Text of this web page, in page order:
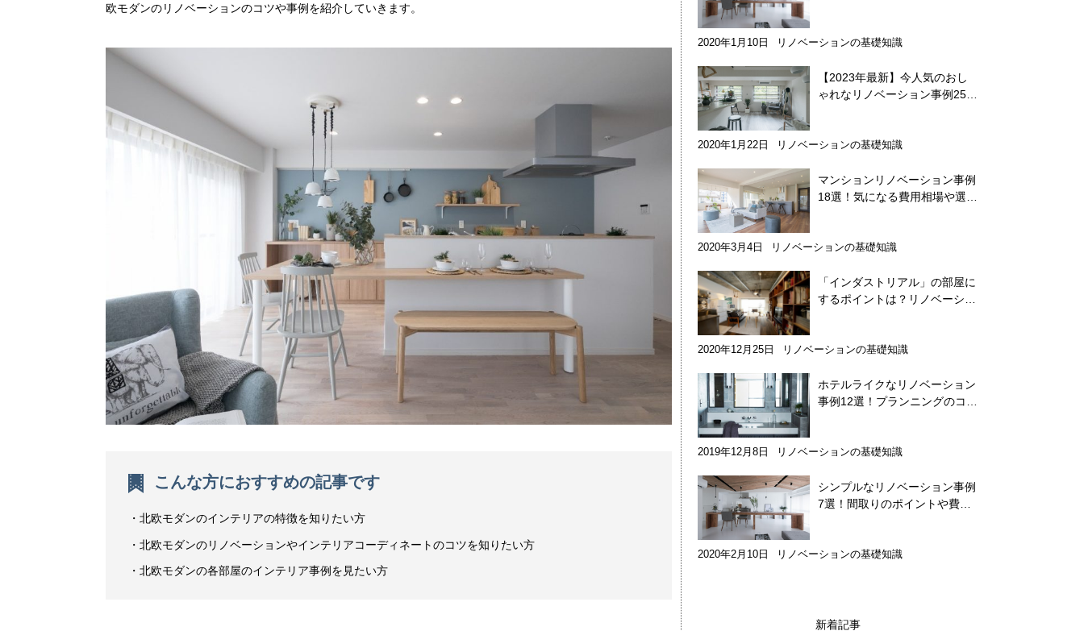
欧モダンのリノベーションのコツや事例を紹介していきます。
こんな方におすすめの記事です
北欧モダンのインテリアの特徴を知りたい方
北欧モダンのリノベーションやインテリアコーディネートのコツを知りたい方
北欧モダンの各部屋のインテリア事例を見たい方
2020年1月10日 リノベーションの基礎知識
【2023年最新】今人気のおし
ゃれなリノベーション事例25
2020年1月22日 リノベーションの基礎知識
マンションリノベーション事例
18選！気になる費用相場や選ぶ
2020年3月4日 リノベーションの基礎知識
「インダストリアル」の部屋に
するポイントは？リノベーショ
2020年12月25日 リノベーションの基礎知識
ホテルライクなリノベーション
事例12選！プランニングのコツ
2019年12月8日 リノベーションの基礎知識
シンプルなリノベーション事例
7選！間取りのポイントや費用
2020年2月10日 リノベーションの基礎知識
新着記事